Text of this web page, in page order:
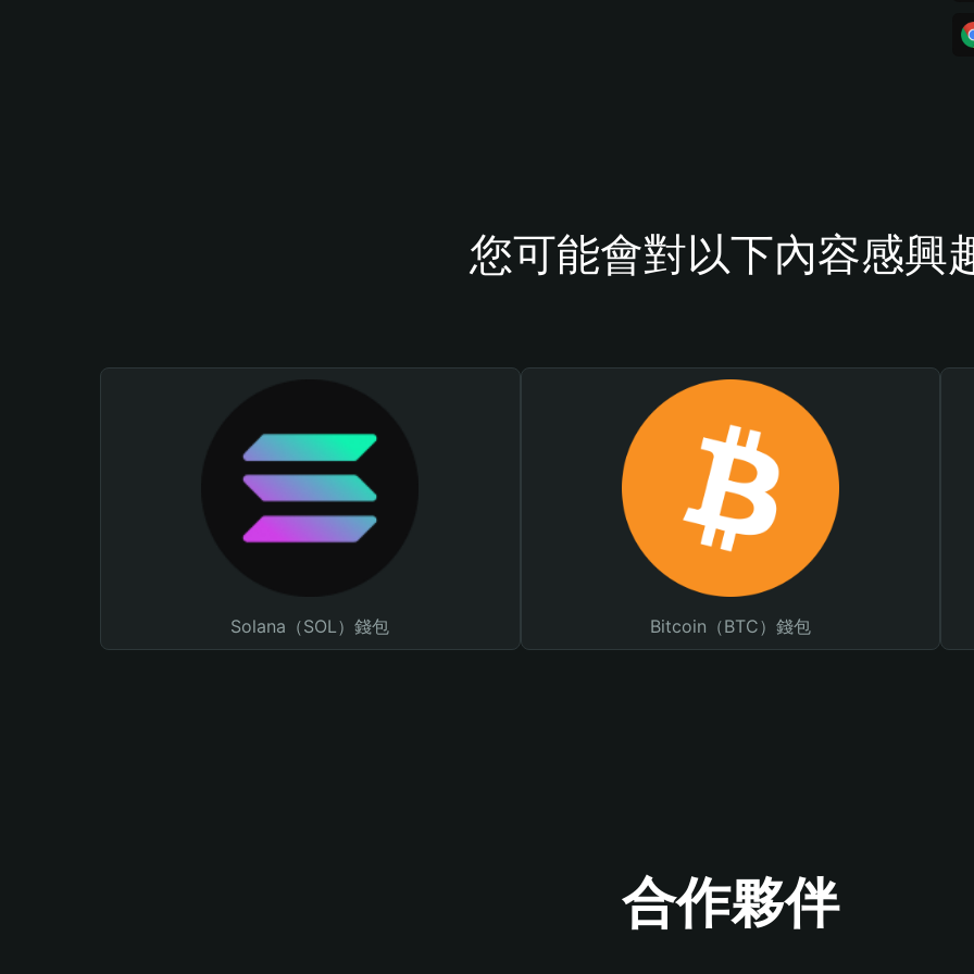
您可能會對以下內容感興
Solana（SOL）錢包 Bitcoin（BTC）錢包
合作夥伴